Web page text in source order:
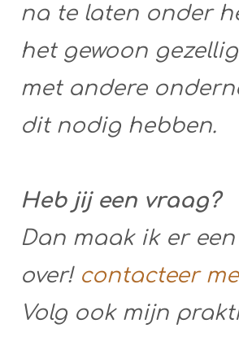
na te laten onder
het gewoon
met andere
dit nodig hebben.
Heb jij een vraag?
Dan maak ik er
over! contacteer me
Volg ook mijn